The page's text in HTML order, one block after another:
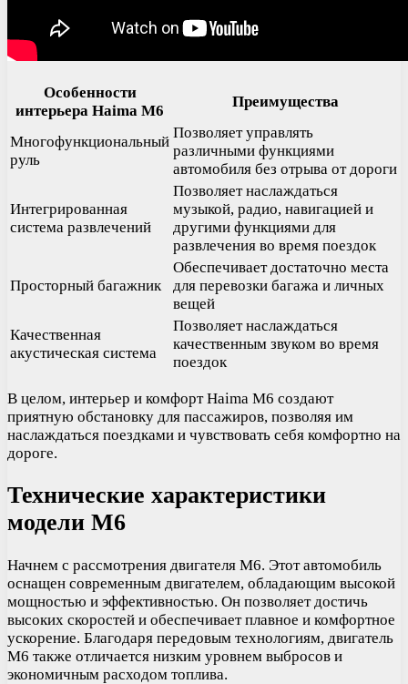
Особенности
интерьера Haima M6
Преимущества
Многофункциональный
руль
Позволяет управлять
различными функциями
автомобиля без отрыва от дороги
Интегрированная
система развлечений
Позволяет наслаждаться
музыкой, радио, навигацией и
другими функциями для
развлечения во время поездок
Просторный багажник
Обеспечивает достаточно места
для перевозки багажа и личных
вещей
Качественная
акустическая система
Позволяет наслаждаться
качественным звуком во время
поездок
В целом, интерьер и комфорт Haima M6 создают
приятную обстановку для пассажиров, позволяя им
наслаждаться поездками и чувствовать себя комфортно на
дороге.
Технические характеристики
модели M6
Начнем с рассмотрения двигателя M6. Этот автомобиль
оснащен современным двигателем, обладающим высокой
мощностью и эффективностью. Он позволяет достичь
высоких скоростей и обеспечивает плавное и комфортное
ускорение. Благодаря передовым технологиям, двигатель
M6 также отличается низким уровнем выбросов и
экономичным расходом топлива.